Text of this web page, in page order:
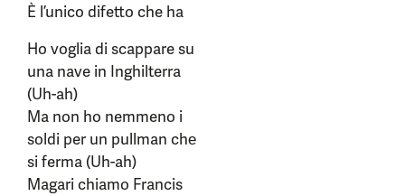
È l’unico difetto che ha
Ho voglia di scappare su
una nave in Inghilterra
(Uh-ah)
Ma non ho nemmeno i
soldi per un pullman chе
si ferma (Uh-ah)
Magari chiamo Francis